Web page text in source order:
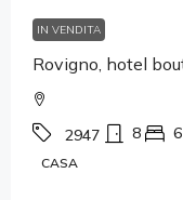
IN VENDITA
Rovigno, hotel
2947 8 6
CASA